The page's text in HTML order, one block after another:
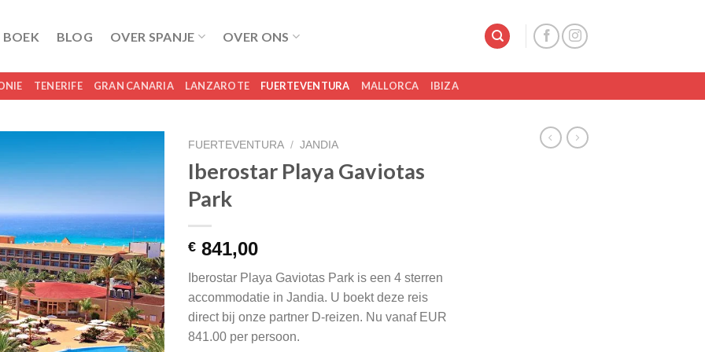
BOEK BLOG OVER SPANJE OVER ONS
TENERIFE GRAN CANARIA LANZAROTE FUERTEVENTURA MALLORCA IBIZA
FUERTEVENTURA / JANDIA
Iberostar Playa Gaviotas
Park
€ 841,00
Iberostar Playa Gaviotas Park is een 4 sterren
accommodatie in Jandia. U boekt deze reis
direct bij onze partner D-reizen. Nu vanaf EUR
841.00 per persoon.